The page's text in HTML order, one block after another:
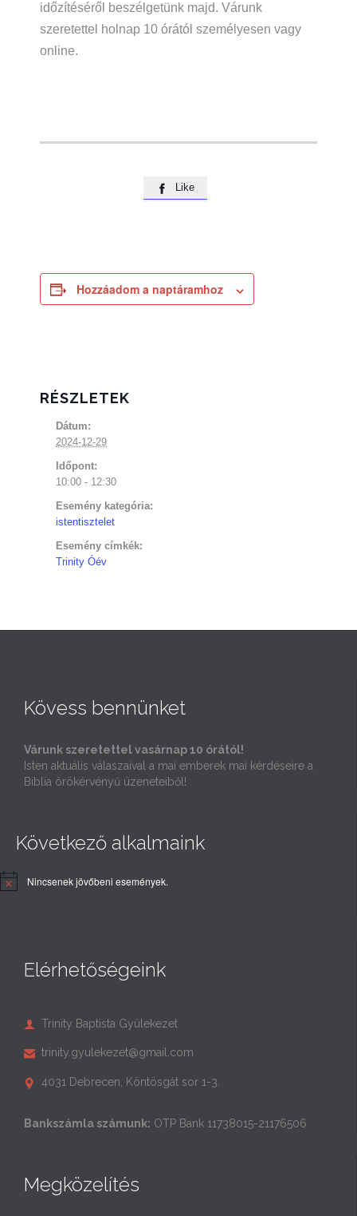
időzítéséről beszélgetünk majd. Várunk
szeretettel holnap 10 órától személyesen vagy
online.
 Like
Hozzáadom a naptáramhoz
RÉSZLETEK
Dátum:
2024-12-29
Időpont:
10:00 - 12:30
Esemény kategória:
istentisztelet
Esemény címkék:
Trinity Óév
Kövess bennünket
Várunk szeretettel vasárnap 10 órától!
Isten aktuális válaszaival a mai emberek mai kérdéseire a
Biblia örökérvényű üzeneteiből!
Következő alkalmaink
Nincsenek jövőbeni események.
Elérhetőségeink
 Trinity Baptista Gyülekezet
 trinity.gyulekezet@gmail.com
 4031 Debrecen, Köntösgát sor 1-3.
Bankszámla számunk: OTP Bank 11738015-21176506
Megközelítés